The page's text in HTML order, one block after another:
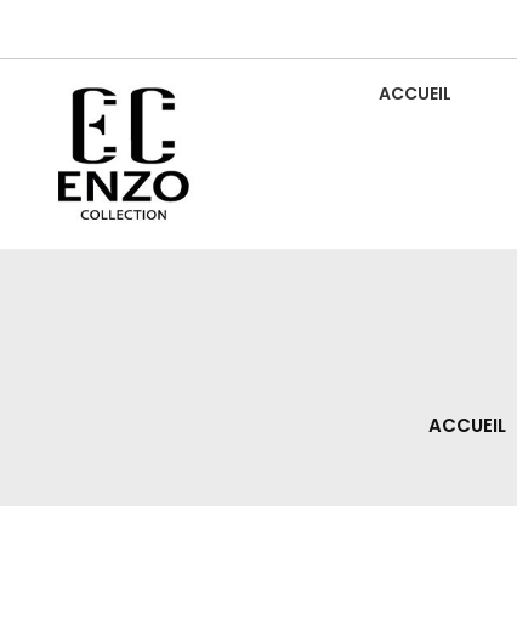
ACCUEIL
ACCUEIL